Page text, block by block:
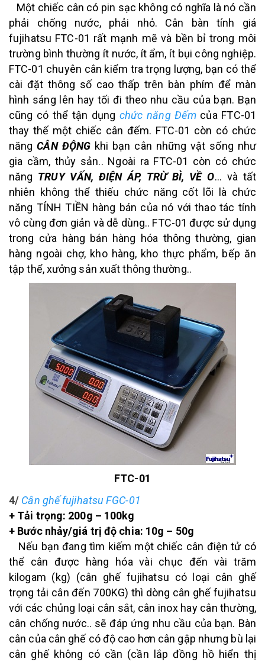
Một chiếc cân có pin sạc không có nghĩa là nó cần
phải chống nước, phải nhỏ. Cân bàn tính giá
fujihatsu FTC-01 rất mạnh mẽ và bền bỉ trong môi
trường bình thường ít nước, ít ẩm, ít bụi công nghiệp.
FTC-01 chuyên cân kiểm tra trọng lượng, bạn có thể
cài đặt thông số cao thấp trên bàn phím để màn
hình sáng lên hay tối đi theo nhu cầu của bạn. Bạn
cũng có thể tận dụngchức năng Đếmcủa FTC-01
thay thế một chiếc cân đếm. FTC-01 còn có chức
năngCÂN ĐỘNG khi bạn cân những vật sống như
gia cầm, thủy sản.. Ngoài ra FTC-01 còn có chức
năng TRUY VẤN, ĐIỆN ÁP, TRỪ BÌ, VỀ O... và tất
nhiên không thể thiếu chức năng cốt lõi là chức
năng TÍNH TIỀN hàng bán của nó với thao tác tính
vô cùng đơn giản và dễ dùng.. FTC-01 được sử dụng
trong cửa hàng bán hàng hóa thông thường, gian
hàng ngoài chợ, kho hàng, kho thực phẩm, bếp ăn
tập thể, xưởng sản xuất thông thường..
FTC-01
4/ Cân ghế fujihatsu FGC-01
+ Tải trọng: 200g – 100kg
+ Bước nhảy/giá trị độ chia: 10g – 50g
Nếu bạn đang tìm kiếm một chiếc cân điện tử có
thể cân được hàng hóa vài chục đến vài trăm
kilogam (kg) (cân ghế fujihatsu có loại cân ghế
trọng tải cân đến 700KG) thì dòng cân ghế fujihatsu
với các chủng loại cân sắt, cân inox hay cân thường,
cân chống nước.. sẽ đáp ứng nhu cầu của bạn. Bàn
cân của cân ghế có độ cao hơn cân gập nhưng bù lại
cân ghế không có cần (cần lắp đồng hồ hiển thị